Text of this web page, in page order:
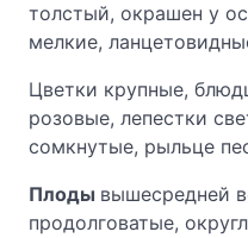
толстый, окрашен у
мелкие,
Цветки крупные,
розовые, лепестки
сомкнутые, рыльце
Плоды вышесредней
продолговатые,